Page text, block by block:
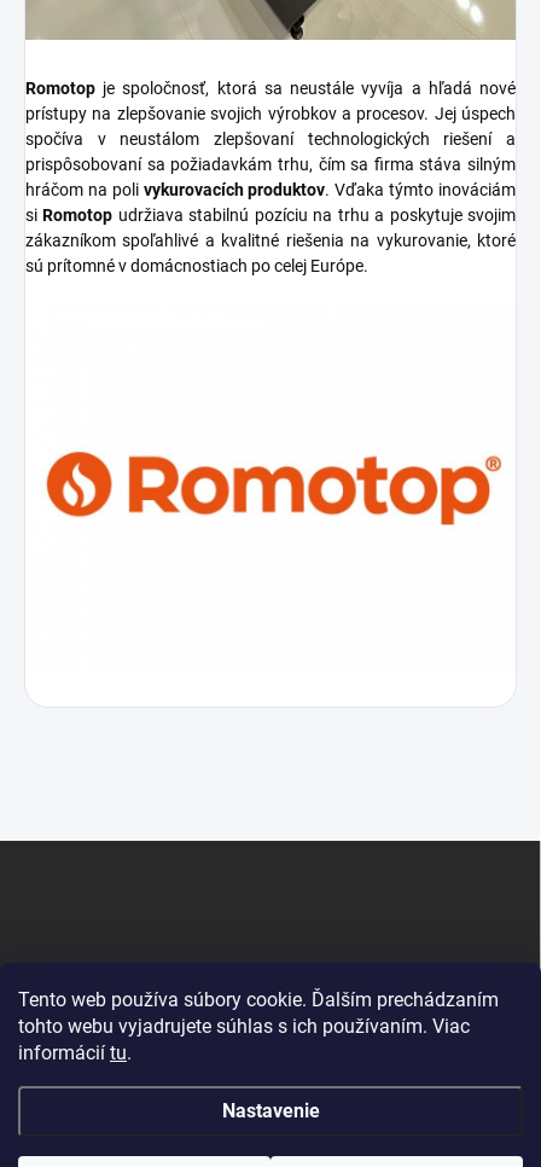
Tento web používa súbory cookie. Ďalším prechádzaním
tohto webu vyjadrujete súhlas s ich používaním. Viac
informácií tu.
Nastavenie
Romotop je spoločnosť, ktorá sa neustále vyvíja a hľadá nové
prístupy na zlepšovanie svojich výrobkov a procesov. Jej úspech
spočíva v neustálom zlepšovaní technologických riešení a
prispôsobovaní sa požiadavkám trhu, čím sa firma stáva silným
hráčom na poli vykurovacích produktov. Vďaka týmto inováciám
siRomotop udržiava stabilnú pozíciu na trhu a poskytuje svojim
zákazníkom spoľahlivé a kvalitné riešenia na vykurovanie, ktoré
sú prítomné v domácnostiach po celej Európe.
Krby Dunajská Streda